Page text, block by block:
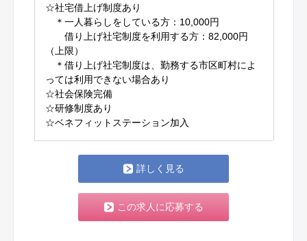
☆社宅借上げ制度あり
＊一人暮らしをしている方：10,000円
借り上げ社宅制度を利用する方：82,000円
（上限）
＊借り上げ社宅制度は、勤務する市区町村によ
っては利用できない場合あり
☆社会保険完備
☆研修制度あり
☆ベネフィットステーション加入
詳しく見る
この求人に応募する